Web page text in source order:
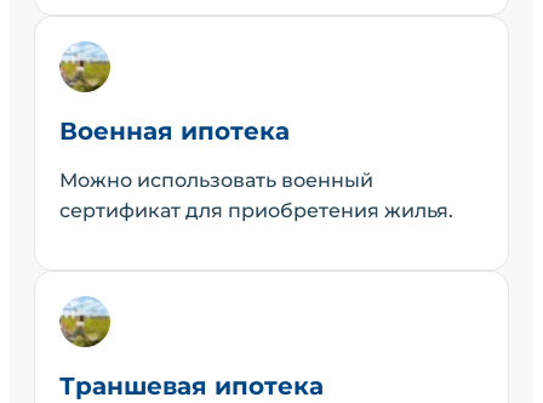
Военная ипотека
Можно использовать военный
сертификат для приобретения жилья.
Траншевая ипотека